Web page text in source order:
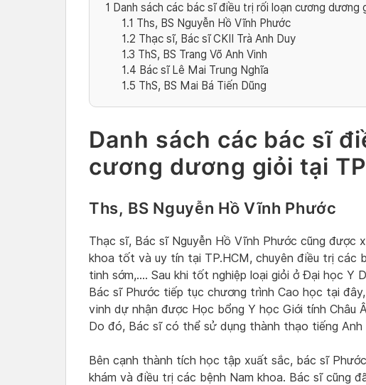
1 Danh sách các bác sĩ điều trị rối loạn cương dương
1.1 Ths, BS Nguyễn Hồ Vĩnh Phước
1.2 Thạc sĩ, Bác sĩ CKII Trà Anh Duy
1.3 ThS, BS Trang Võ Anh Vinh
1.4 Bác sĩ Lê Mai Trung Nghĩa
1.5 ThS, BS Mai Bá Tiến Dũng
Danh sách các bác sĩ
cương dương giỏi tại
Ths, BS Nguyễn Hồ Vĩnh Phước
Thạc sĩ, Bác sĩ Nguyễn Hồ Vĩnh Phước cũng được
khoa tốt và uy tín tại TP.HCM, chuyên điều trị các
tinh sớm,…. Sau khi tốt nghiệp loại giỏi ở Đại học Y
Bác sĩ Phước tiếp tục chương trình Cao học tại
vinh dự nhận được Học bổng Y học Giới tính Châu
Do đó, Bác sĩ có thể sử dụng thành thạo tiếng Anh
Bên cạnh thành tích học tập xuất sắc, bác sĩ
khám và điều trị các bệnh Nam khoa. Bác sĩ cũng